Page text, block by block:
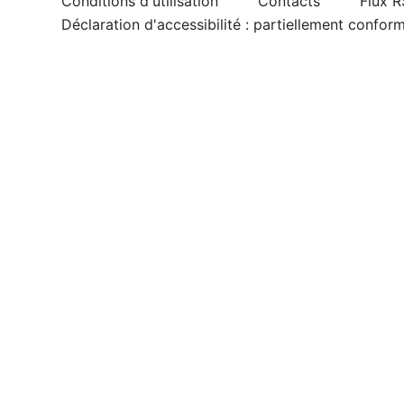
Déclaration d'accessibilité : partiellement